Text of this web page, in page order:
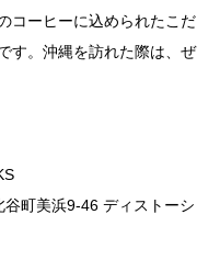
コーヒーに込められたこだ
す。沖縄を訪れた際は、ぜ
谷町美浜9-46 ディストーシ